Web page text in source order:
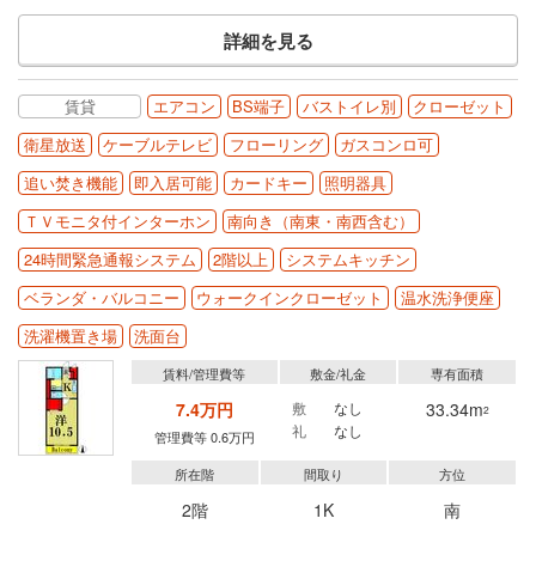
詳細を見る
賃貸 エアコン BS端子 バストイレ別
クローゼット
衛星放送
ケーブルテレビ フローリング
ガスコンロ可
追い焚き機能
即入居可能 カードキー
照明器具
ＴＶモニタ付インターホン
南向き（南東・南西含む）
24時間緊急通報システム
2階以上
システムキッチン
ベランダ・バルコニー
ウォークインクローゼット
温水洗浄便座
洗濯機置き場
洗面台
賃料/管理費等
7.4万円
管理費等 0.6万円
敷金/礼金
敷
なし
礼
なし
専有面積
33.34m2
所在階
2階
間取り
1K
方位
南